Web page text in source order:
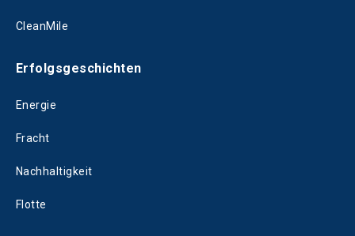
CleanMile
Erfolgsgeschichten
Energie
Fracht
Nachhaltigkeit
Flotte